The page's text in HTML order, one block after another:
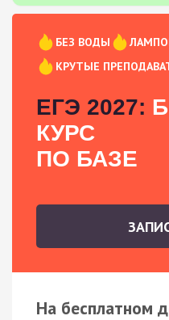
БЕЗ ВОДЫ
КРУТЫЕ
ЕГЭ 2027:
КУРС
ПО БАЗЕ
На бесплатном